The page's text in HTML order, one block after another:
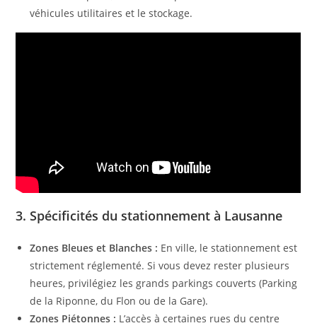
véhicules utilitaires et le stockage.
3. Spécificités du stationnement à Lausanne
Zones Bleues et Blanches : En ville, le stationnement est
strictement réglementé. Si vous devez rester plusieurs
heures, privilégiez les grands parkings couverts (Parking
de la Riponne, du Flon ou de la Gare).
Zones Piétonnes : L’accès à certaines rues du centre